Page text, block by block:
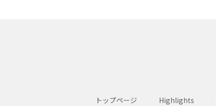
トップページ Highlights